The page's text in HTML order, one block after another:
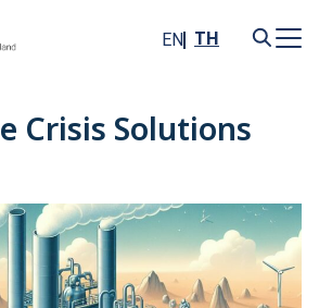
EN TH
Crisis Solutions